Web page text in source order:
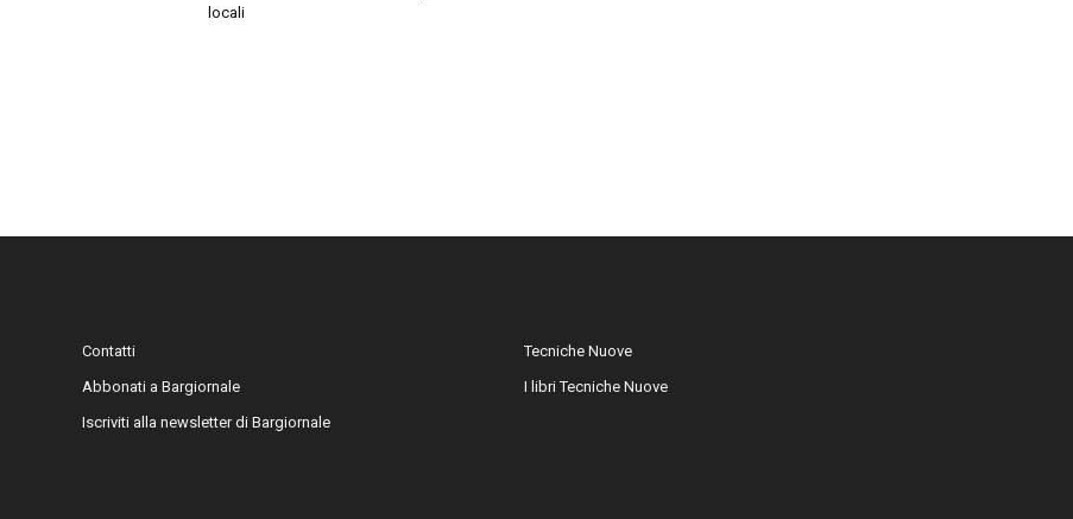
locali
Contatti
Abbonati a Bargiornale
Iscriviti alla newsletter di Bargiornale
Tecniche Nuove
I libri Tecniche Nuove